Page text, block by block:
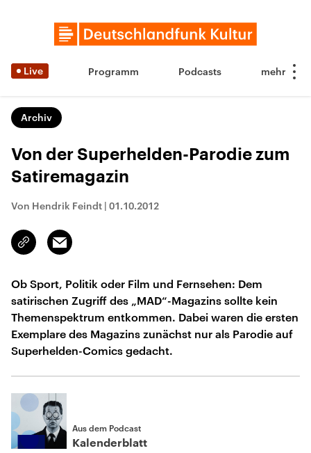
Live Programm Podcasts
Archiv
Von der Superhelden-Parodie zum
Satiremagazin
Von Hendrik Feindt | 01.10.2012
Link
kopieren/teilen
Email
Ob Sport, Politik oder Film und Fernsehen: Dem
satirischen Zugriff des „MAD“-Magazins sollte kein
Themenspektrum entkommen. Dabei waren die ersten
Exemplare des Magazins zunächst nur als Parodie auf
Superhelden-Comics gedacht.
Aus dem Podcast
Kalenderblatt